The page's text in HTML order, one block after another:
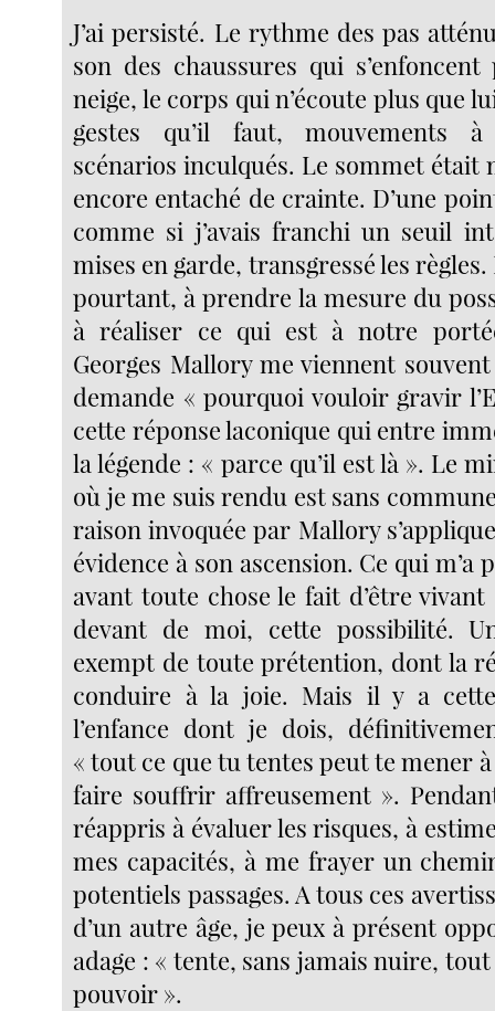
J’ai persisté. Le rythme des pas
son des chaussures qui
neige, le corps qui n’écoute plus que
gestes qu’il faut, mouvements à
scénarios inculqués. Le sommet était
encore entaché de crainte. D’une
comme si j’avais franchi un seuil
mises en garde, transgressé les
pourtant, à prendre la mesure du
à réaliser ce qui est à notre
Georges Mallory me viennent
demande « pourquoi vouloir gravir
cette réponse laconique qui entre
la légende : « parce qu’il est là ». Le
où je me suis rendu est sans
raison invoquée par Mallory
évidence à son ascension. Ce qui m’a
avant toute chose le fait d’être vivant
devant de moi, cette possibilité.
exempt de toute prétention, dont la
conduire à la joie. Mais il y a
l’enfance dont je dois,
« tout ce que tu tentes peut te mener
faire souffrir affreusement ».
réappris à évaluer les risques, à
mes capacités, à me frayer un
potentiels passages. A tous ces
d’un autre âge, je peux à présent
adage : « tente, sans jamais nuire,
pouvoir ».